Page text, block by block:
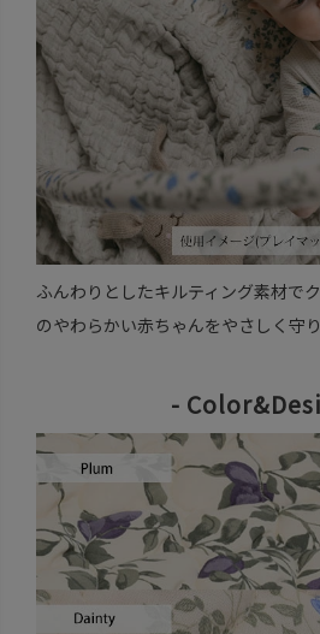
ふんわりとしたキルティング素材で
のやわらかい赤ちゃんをやさしく守り
-